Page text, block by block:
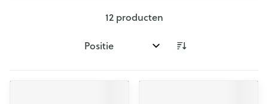
12producten
Sorteer op: